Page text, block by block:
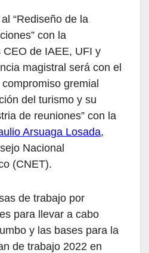
“Rediseño de la
con la
de IAEE, UFI y
magistral será con el
gremial
del turismo y su
de reuniones” con la
Arsuaga Losada,
Nacional
(CNET).
de trabajo por
para llevar a cabo
y las bases para la
de trabajo 2022 en